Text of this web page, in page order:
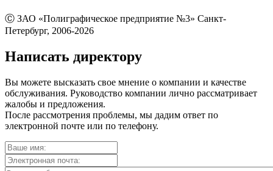
Ⓒ ЗАО «Полиграфическое предприятие №3» Санкт-
Петербург, 2006-2026
Написать директору
Вы можете высказать свое мнение о компании и качестве
обслуживания. Руководство компании лично рассматривает
жалобы и предложения.
После рассмотрения проблемы, мы дадим ответ по
электронной почте или по телефону.